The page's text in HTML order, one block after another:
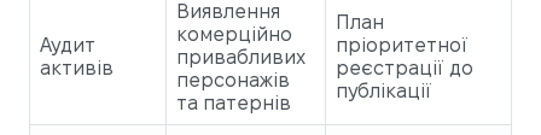
Аудит
активів
Виявлення
комерційно
привабливих
персонажів
та патернів
План
пріоритетної
реєстрації до
публікації